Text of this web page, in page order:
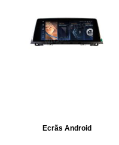
Ecrãs Android